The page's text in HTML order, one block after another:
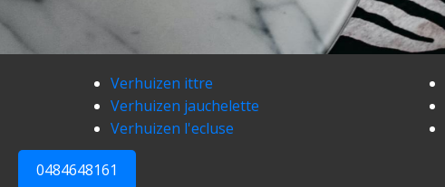
0484648161
Verhuizen ittre
Verhuizen jauchelette
Verhuizen l'ecluse